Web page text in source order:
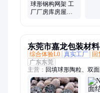
球形钢构网架 工
厂厂房库房屋顶
东莞市嘉龙包装材
综合体验L0 真实工厂 回
广东东莞
主营： 回填球形陶粒、双